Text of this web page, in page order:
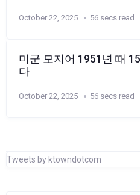
October 22, 2025 56 secs read
미군 모지어 1951년 때
다
October 22, 2025 56 secs read
Tweets by ktowndotcom